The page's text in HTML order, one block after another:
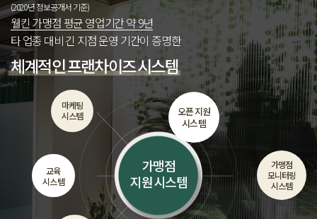
(2020년 정보공개서 기준)
웰킨 가맹점 평균 영업기간 약 9년
타 업종 대비 긴 지점 운영 기간이 증명한
체계적인 프랜차이즈 시스템
가맹점
지원 시스템
마케팅
시스템
오픈 지원
시스템
교육
시스템
가맹점
모니터링
시스템
첨부파일
개인정보 수집 및 이용 동의 (필수) 전체보기
취소 확인
제목
문의내용
개인정보 수집 및 이용 동의(필수) 전체보기
취소 확인